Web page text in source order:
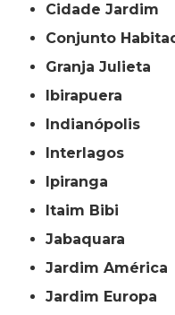
Cidade Jardim
Conjunto
Granja Julieta
Ibirapuera
Indianópolis
Interlagos
Ipiranga
Itaim Bibi
Jabaquara
Jardim América
Jardim Europa